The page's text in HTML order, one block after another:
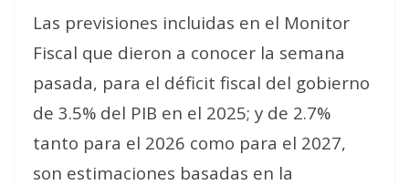
Las previsiones incluidas en el Monitor
Fiscal que dieron a conocer la semana
pasada, para el déficit fiscal del gobierno
de 3.5% del PIB en el 2025; y de 2.7%
tanto para el 2026 como para el 2027,
son estimaciones basadas en la